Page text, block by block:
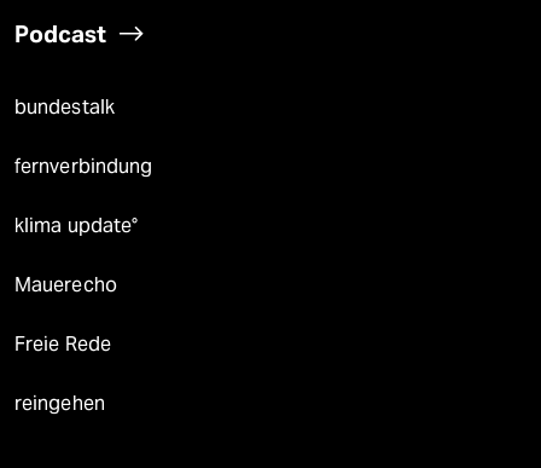
Podcast
bundestalk
fernverbindung
klima update°
Mauerecho
Freie Rede
reingehen